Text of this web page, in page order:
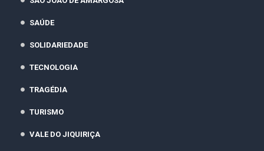
SAÚDE
SOLIDARIEDADE
TECNOLOGIA
TRAGÉDIA
TURISMO
VALE DO JIQUIRIÇA